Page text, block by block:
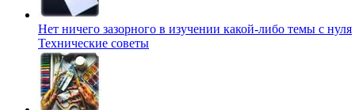
Нет ничего зазорного в изучении какой-либо темы с нуля
Технические советы